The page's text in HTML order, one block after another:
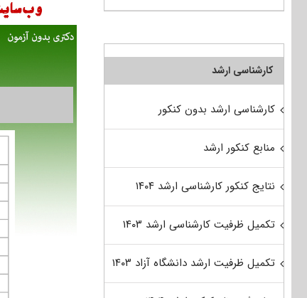
کارشناسی ارشد
کارشناسی ارشد بدون کنکور
منابع کنکور ارشد
نتایج کنکور کارشناسی ارشد ۱۴۰۴
تکمیل ظرفیت کارشناسی ارشد ۱۴۰۳
تکمیل ظرفیت ارشد دانشگاه آزاد ۱۴۰۳